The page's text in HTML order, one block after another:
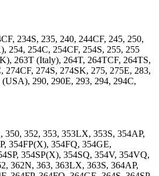
234S, 235, 240, 244CF, 245, 250,
254, 254C, 254CF, 254S, 255, 255
263T (Italy), 264T, 264TCF, 264TS,
274CF, 274S, 274SK, 275, 275E, 283,
(USA), 290, 290E, 293, 294, 294C,
350, 352, 353, 353LX, 353S, 354AP,
354FP(X), 354FQ, 354GE,
354SP(X), 354SQ, 354V, 354VQ,
362N, 363, 363LX, 363S, 364AP,